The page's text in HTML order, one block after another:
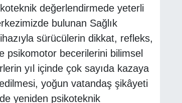
değerlendirmede yeterli
bulunan Sağlık
sürücülerin dikkat, refleks,
psikomotor becerilerini bilimsel
yıl içinde çok sayıda kazaya
yoğun vatandaş şikâyeti
yeniden psikoteknik